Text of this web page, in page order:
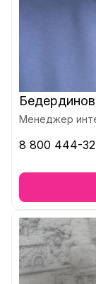
Менеджер
8 800 444-